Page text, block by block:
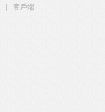
客戶端